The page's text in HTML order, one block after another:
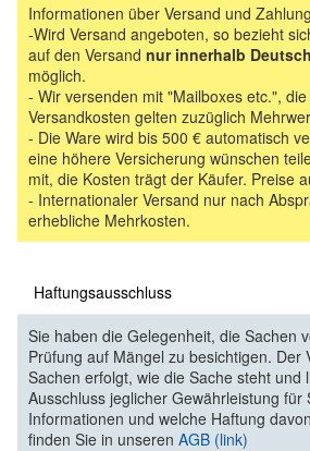
Informationen über Versand und
-Wird Versand angeboten, so bezieht
auf den Versand nur innerhalb
möglich.
- Wir versenden mit "Mailboxes etc.",
Versandkosten gelten zuzüglich
- Die Ware wird bis 500 € automatisch
eine höhere Versicherung wünschen
mit, die Kosten trägt der Käufer. Preise
- Internationaler Versand nur nach
erhebliche Mehrkosten.
Haftungsausschluss
Sie haben die Gelegenheit, die Sachen
Prüfung auf Mängel zu besichtigen. Der
Sachen erfolgt, wie die Sache steht und
Ausschluss jeglicher Gewährleistung für
Informationen und welche Haftung
finden Sie in unseren AGB (link)